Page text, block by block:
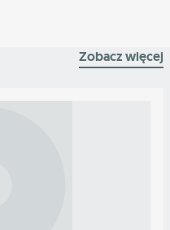
Zobacz więcej